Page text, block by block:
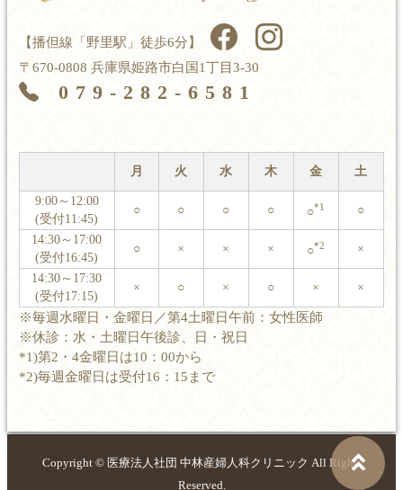
【播但線「野里駅」徒歩6分】
〒670-0808 兵庫県姫路市白国1丁目3-30
079-282-6581
月 火 水 木 金 土
9:00～12:00
(受付11:45)
○ ○ ○ ○ ○*1 ○
14:30～17:00
(受付16:45)
○ × × × ○*2 ×
14:30～17:30
(受付17:15)
× ○ × ○ × ×
※毎週水曜日・金曜日／第4土曜日午前：女性医師
※休診：水・土曜日午後診、日・祝日
*1)第2・4金曜日は10：00から
*2)毎週金曜日は受付16：15まで
Copyright © 医療法人社団 中林産婦人科クリニック All Rights
Reserved.